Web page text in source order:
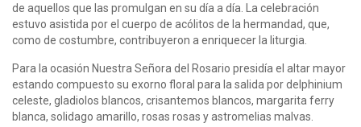
de aquellos que las promulgan en su día a día. La celebración
estuvo asistida por el cuerpo de acólitos de la hermandad, que,
como de costumbre, contribuyeron a enriquecer la liturgia.
Para la ocasión Nuestra Señora del Rosario presidía el altar mayor
estando compuesto su exorno floral para la salida por delphinium
celeste, gladiolos blancos, crisantemos blancos, margarita ferry
blanca, solidago amarillo, rosas rosas y astromelias malvas.